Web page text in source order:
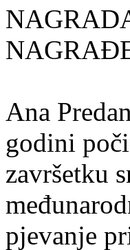
Ana
godini
završetku
pjevanje